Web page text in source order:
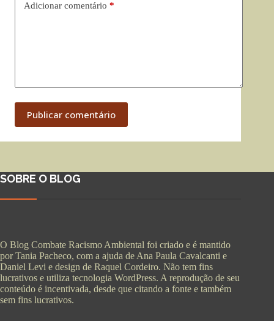
Adicionar comentário *
Publicar comentário
SOBRE O BLOG
O Blog Combate Racismo Ambiental foi criado e é mantido
por Tania Pacheco, com a ajuda de Ana Paula Cavalcanti e
Daniel Levi e design de Raquel Cordeiro. Não tem fins
lucrativos e utiliza tecnologia WordPress. A reprodução de seu
conteúdo é incentivada, desde que citando a fonte e também
sem fins lucrativos.